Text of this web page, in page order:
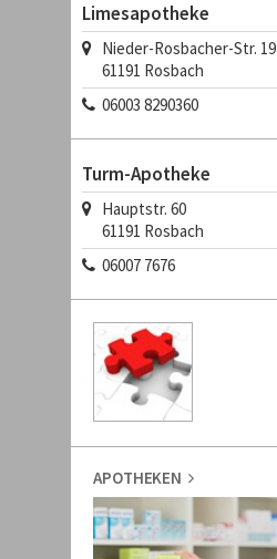
Limesapotheke
Nieder-Rosbacher-Str. 19
61191 Rosbach
06003 8290360
Turm-Apotheke
Hauptstr. 60
61191 Rosbach
06007 7676
APOTHEKEN